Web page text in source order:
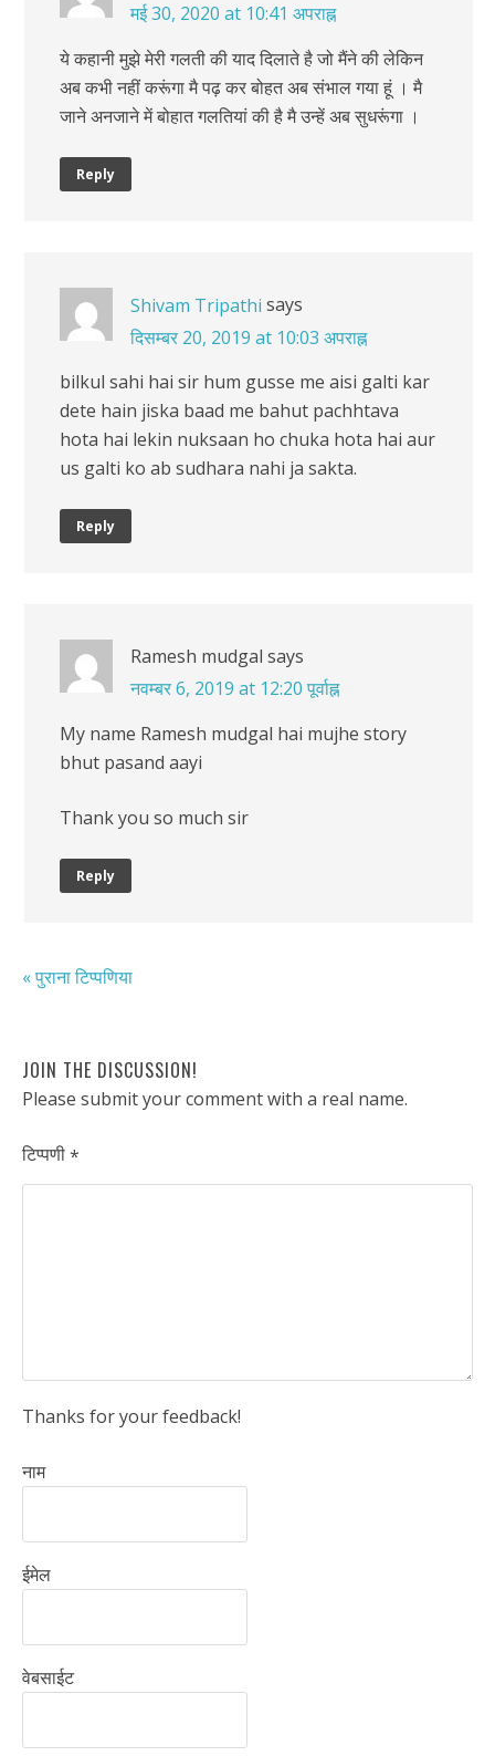
मई 30, 2020 at 10:41 अपराह्न
ये कहानी मुझे मेरी गलती की याद दिलाते है जो मैंने की लेकिन
अब कभी नहीं करूंगा मै पढ़ कर बोहत अब संभाल गया हूं । मै
जाने अनजाने में बोहात गलतियां की है मै उन्हें अब सुधरूंगा ।
Reply
Shivam Tripathi says
दिसम्बर 20, 2019 at 10:03 अपराह्न
bilkul sahi hai sir hum gusse me aisi galti kar
dete hain jiska baad me bahut pachhtava
hota hai lekin nuksaan ho chuka hota hai aur
us galti ko ab sudhara nahi ja sakta.
Reply
Ramesh mudgal says
नवम्बर 6, 2019 at 12:20 पूर्वाह्न
My name Ramesh mudgal hai mujhe story
bhut pasand aayi
Thank you so much sir
Reply
« पुराना टिप्पणिया
JOIN THE DISCUSSION!
Please submit your comment with a real name.
टिप्पणी*
Thanks for your feedback!
नाम
ईमेल
वेबसाईट